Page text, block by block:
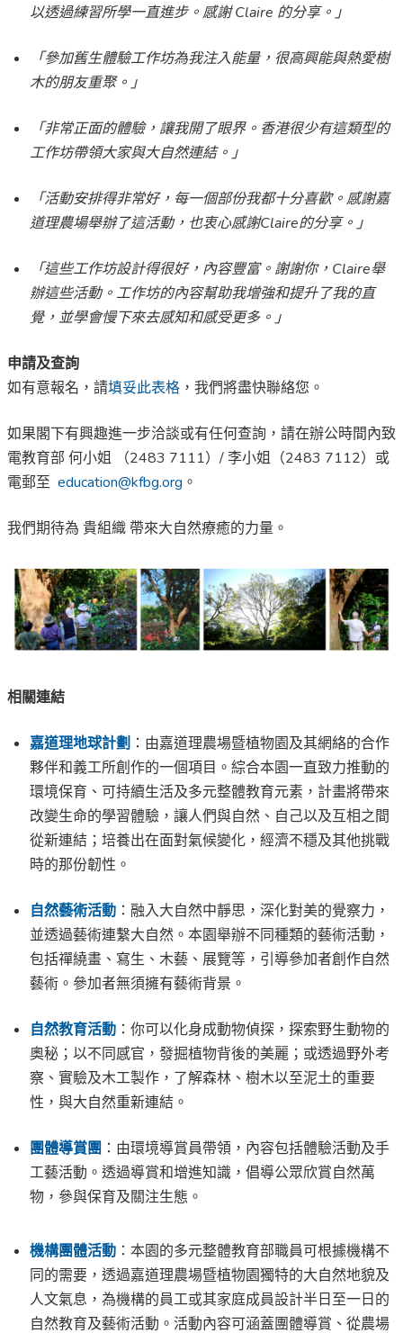
以透過練習所學一直進步。感謝 Claire 的分享。」
「參加舊生體驗工作坊為我注入能量，很高興能與熱愛樹
木的朋友重聚。」
「非常正面的體驗，讓我開了眼界。香港很少有這類型的
工作坊帶領大家與大自然連結。」
「活動安排得非常好，每一個部份我都十分喜歡。感謝嘉
道理農場舉辦了這活動，也衷心感謝Claire的分享。」
「這些工作坊設計得很好，內容豐富。謝謝你，Claire舉
辦這些活動。工作坊的內容幫助我增強和提升了我的直
覺，並學會慢下來去感知和感受更多。」
申請及查詢
如有意報名，請填妥此表格 ，我們將盡快聯絡您。
如果閣下有興趣進一步洽談或有任何查詢，請在辦公時間內致
電教育部 何小姐 （2483 7111）/ 李小姐（2483 7112）或
電郵至 education@kfbg.org 。
我們期待為 貴組織 帶來大自然療癒的力量。
相關連結
嘉道理地球計劃 ：由嘉道理農場暨植物園及其網絡的合作
夥伴和義工所創作的一個項目。綜合本園一直致力推動的
環境保育、可持續生活及多元整體教育元素，計畫將帶來
改變生命的學習體驗，讓人們與自然、自己以及互相之間
從新連結；培養出在面對氣候變化，經濟不穩及其他挑戰
時的那份韌性。
自然藝術活動 ：融入大自然中靜思，深化對美的覺察力，
並透過藝術連繫大自然。本園舉辦不同種類的藝術活動，
包括禪繞畫、寫生、木藝、展覽等，引導參加者創作自然
藝術。參加者無須擁有藝術背景。
自然教育活動 ：你可以化身成動物偵探，探索野生動物的
奧秘；以不同感官，發掘植物背後的美麗；或透過野外考
察、實驗及木工製作，了解森林、樹木以至泥土的重要
性，與大自然重新連結。
團體導賞團 ：由環境導賞員帶領，內容包括體驗活動及手
工藝活動。透過導賞和增進知識，倡導公眾欣賞自然萬
物，參與保育及關注生態。
機構團體活動 ：本園的多元整體教育部職員可根據機構不
同的需要，透過嘉道理農場暨植物園獨特的大自然地貌及
人文氣息，為機構的員工或其家庭成員設計半日至一日的
自然教育及藝術活動。活動內容可涵蓋團體導賞、從農場